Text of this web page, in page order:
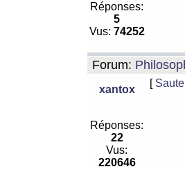
Réponses:
5
Vus: 74252
Forum:
xantox
[
Réponses:
22
Vus:
220646